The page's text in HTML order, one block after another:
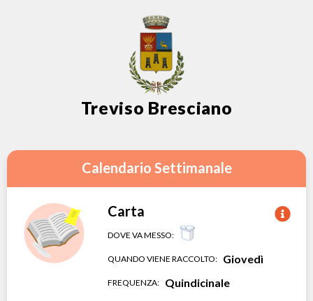
Treviso Bresciano
Calendario Settimanale
Carta
DOVE VA MESSO:
QUANDO VIENE RACCOLTO: Giovedì
FREQUENZA: Quindicinale